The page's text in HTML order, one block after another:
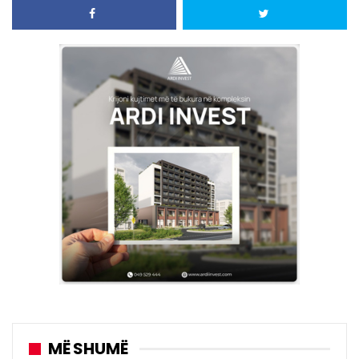
MË SHUMË